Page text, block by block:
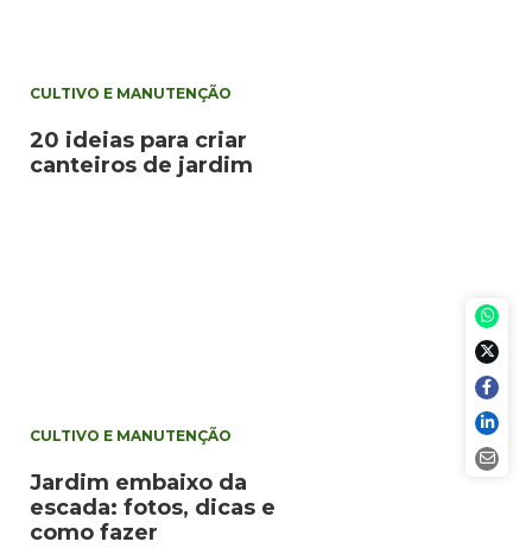
CULTIVO E MANUTENÇÃO
20 ideias para criar
canteiros de jardim
CULTIVO E MANUTENÇÃO
Jardim embaixo da
escada: fotos, dicas e
como fazer